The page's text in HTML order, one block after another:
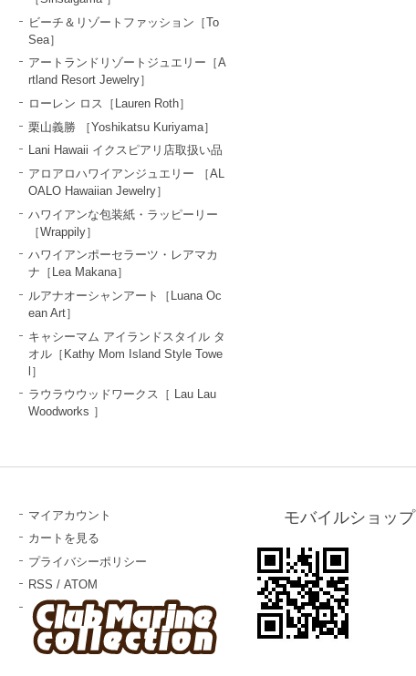
ビーチ＆リゾートファッション［To
Sea］
アートランドリゾートジュエリー［A
rtland Resort Jewelry］
ローレン ロス［Lauren Roth］
栗山義勝 ［Yoshikatsu Kuriyama］
Lani Hawaii イクスピアリ店取扱い品
アロアロハワイアンジュエリー ［AL
OALO Hawaiian Jewelry］
ハワイアンな包装紙・ラッピーリー
［Wrappily］
ハワイアンポーセラーツ・レアマカ
ナ［Lea Makana］
ルアナオーシャンアート［Luana Oc
ean Art］
キャシーマム アイランドスタイル タ
オル［Kathy Mom Island Style Towe
l］
ラウラウウッドワークス［ Lau Lau
Woodworks ］
マイアカウント
カートを見る
プライバシーポリシー
RSS /ATOM
モバイルショップ